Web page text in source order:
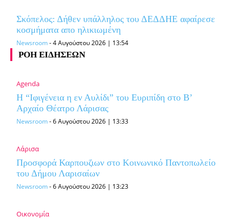
Σκόπελος: Δήθεν υπάλληλος του ΔΕΔΔΗΕ αφαίρεσε
κοσμήματα απο ηλικιωμένη
Newsroom-4 Αυγούστου 2026 | 13:54
ΡΟΗ ΕΙΔΗΣΕΩΝ
Agenda
Η “Ιφιγένεια η εν Αυλίδι” του Ευριπίδη στο Β’
Αρχαίο Θέατρο Λάρισας
Newsroom-6 Αυγούστου 2026 | 13:33
Λάρισα
Προσφορά Καρπουζιων στο Κοινωνικό Παντοπωλείο
του Δήμου Λαρισαίων
Newsroom-6 Αυγούστου 2026 | 13:23
Οικονομία